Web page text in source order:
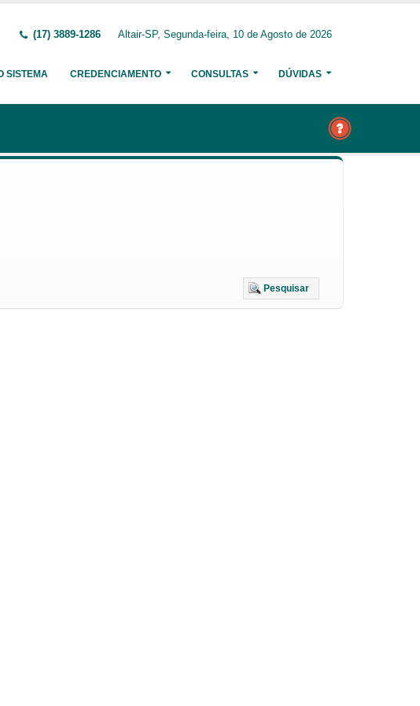
(17) 3889-1286 Altair-SP, Segunda-feira, 10 de Agosto de 2026
SISTEMA CREDENCIAMENTO CONSULTAS DÚVIDAS
Pesquisar